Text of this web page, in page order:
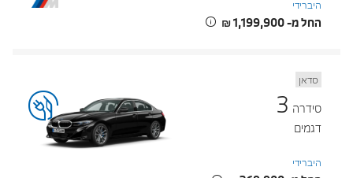
היברידי
החל מ- ‏1,199,900 ‏₪
סדאן
סידרה3
דגמים
היברידי